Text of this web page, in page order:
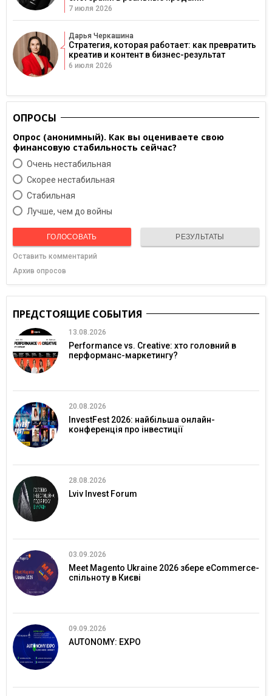
7 июля 2026
Дарья Черкашина
Стратегия, которая работает: как превратить
креатив и контент в бизнес-результат
6 июля 2026
ОПРОСЫ
Опрос (анонимный). Как вы оцениваете свою
финансовую стабильность сейчас?
Очень нестабильная
Скорее нестабильная
Cтабильная
Лучше, чем до войны
ГОЛОСОВАТЬ РЕЗУЛЬТАТЫ
Оставить комментарий
Архив опросов
ПРЕДСТОЯЩИЕ СОБЫТИЯ
13.08.2026
Performance vs. Creative: хто головний в
перформанс-маркетингу?
20.08.2026
InvestFest 2026: найбільша онлайн-
конференція про інвестиції
28.08.2026
Lviv Invest Forum
03.09.2026
Meet Magento Ukraine 2026 збере eCommerce-
спільноту в Києві
09.09.2026
AUTONOMY: EXPO